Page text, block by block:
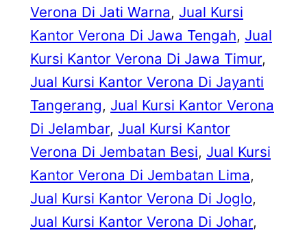
Verona Di Jati Warna, Jual Kursi
Kantor Verona Di Jawa Tengah, Jual
Kursi Kantor Verona Di Jawa Timur
Jual Kursi Kantor Verona Di Jayanti
Tangerang, Jual Kursi Kantor Verona
Di Jelambar, Jual Kursi Kantor
Verona Di Jembatan Besi, Jual Kursi
Kantor Verona Di Jembatan Lima
Jual Kursi Kantor Verona Di Joglo
Jual Kursi Kantor Verona Di Johar